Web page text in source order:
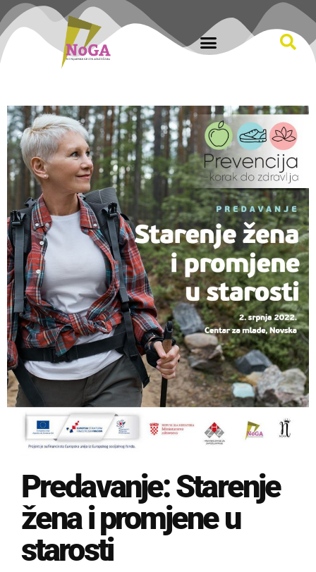
Predavanje: Starenje
žena i promjene u
starosti